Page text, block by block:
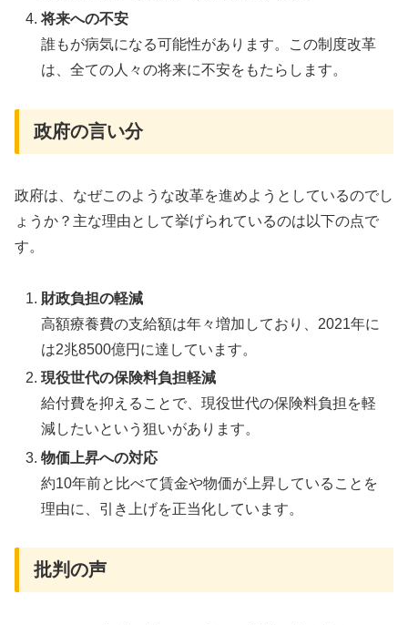
将来への不安
誰もが病気になる可能性があります。この制度改革
は、全ての人々の将来に不安をもたらします。
政府の言い分
政府は、なぜこのような改革を進めようとしているのでし
ょうか？主な理由として挙げられているのは以下の点で
す。
財政負担の軽減
高額療養費の支給額は年々増加しており、2021年に
は2兆8500億円に達しています。
現役世代の保険料負担軽減
給付費を抑えることで、現役世代の保険料負担を軽
減したいという狙いがあります。
物価上昇への対応
約10年前と比べて賃金や物価が上昇していることを
理由に、引き上げを正当化しています。
批判の声